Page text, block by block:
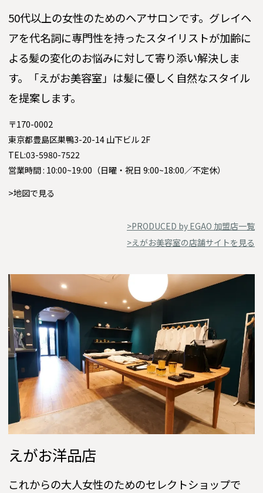
50代以上の女性のためのヘアサロンです。グレイヘ
アを代名詞に専門性を持ったスタイリストが加齢に
よる髪の変化のお悩みに対して寄り添い解決しま
す。「えがお美容室」は髪に優しく自然なスタイル
を提案します。
〒170-0002
東京都豊島区巣鴨3-20-14 山下ビル 2F
TEL:03-5980-7522
営業時間 : 10:00~19:00（日曜・祝日 9:00~18:00／不定休）
>地図で見る
>PRODUCED by EGAO 加盟店一覧
>えがお美容室の店舗サイトを見る
えがお洋品店
これからの大人女性のためのセレクトショップで